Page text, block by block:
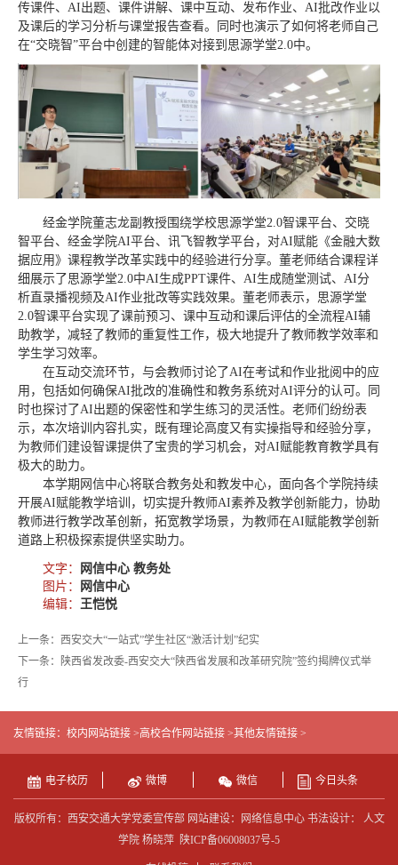
传课件、AI出题、课件讲解、课中互动、发布作业、AI批改作业以
及课后的学习分析与课堂报告查看。同时也演示了如何将老师自己
在“交晓智”平台中创建的智能体对接到思源学堂2.0中。
经金学院董志龙副教授围绕学校思源学堂2.0智课平台、交晓
智平台、经金学院AI平台、讯飞智教学平台，对AI赋能《金融大数
据应用》课程教学改革实践中的经验进行分享。董老师结合课程详
细展示了思源学堂2.0中AI生成PPT课件、AI生成随堂测试、AI分
析直录播视频及AI作业批改等实践效果。董老师表示，思源学堂
2.0智课平台实现了课前预习、课中互动和课后评估的全流程AI辅
助教学，减轻了教师的重复性工作，极大地提升了教师教学效率和
学生学习效率。
在互动交流环节，与会教师讨论了AI在考试和作业批阅中的应
用，包括如何确保AI批改的准确性和教务系统对AI评分的认可。同
时也探讨了AI出题的保密性和学生练习的灵活性。老师们纷纷表
示，本次培训内容扎实，既有理论高度又有实操指导和经验分享，
为教师们建设智课提供了宝贵的学习机会，对AI赋能教育教学具有
极大的助力。
本学期网信中心将联合教务处和教发中心，面向各个学院持续
开展AI赋能教学培训，切实提升教师AI素养及教学创新能力，协助
教师进行教学改革创新，拓宽教学场景，为教师在AI赋能教学创新
道路上积极探索提供坚实助力。
文字：
网信中心 教务处
图片：
网信中心
编辑： 王恺悦
上一条：西安交大“一站式”学生社区“激活计划”纪实
下一条：陕西省发改委-西安交大“陕西省发展和改革研究院”签约揭牌仪式举
行
友情链接： 校内网站链接 >高校合作网站链接 >其他友情链接 >
电子校历 微博 微信 今日头条
版权所有：西安交通大学党委宣传部 网站建设：网络信息中心 书法设计： 人文
学院 杨晓萍 陕ICP备06008037号-5